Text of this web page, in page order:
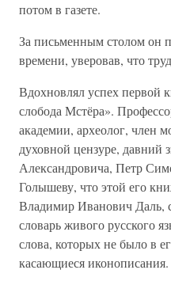
потом в газете.
За письменным столом он
времени, уверовав, что
Вдохновлял успех первой
слобода Мстёра».
академии, археолог, член
духовной цензуре, давний
Александровича, Петр
Голышеву, что этой его
Владимир Иванович Даль,
словарь живого русского
слова, которых не было в
касающиеся иконописания.